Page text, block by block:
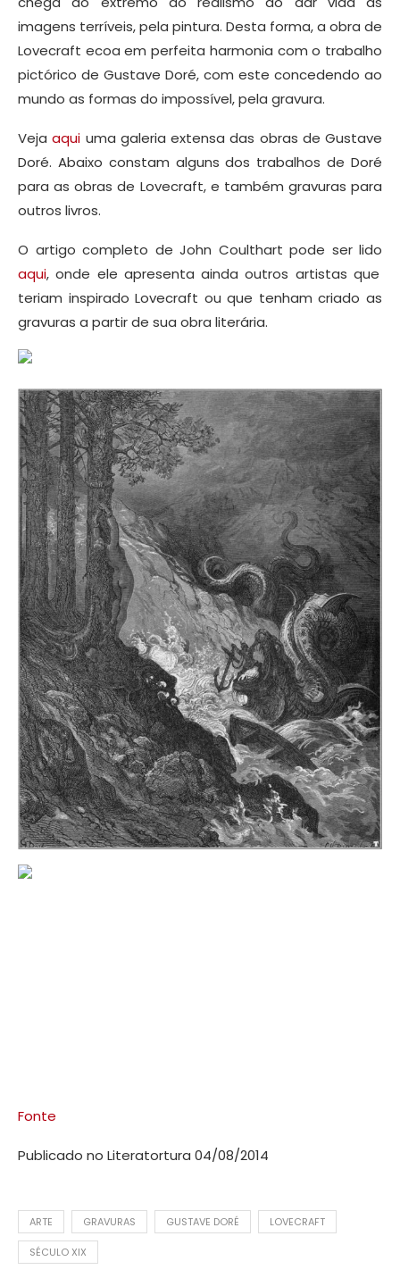
imagens terríveis, pela pintura. Desta forma, a obra de
Lovecraft ecoa em perfeita harmonia com o trabalho
pictórico de Gustave Doré, com este concedendo ao
mundo as formas do impossível, pela gravura.
Vejaaqui uma galeria extensa das obras de Gustave
Doré. Abaixo constam alguns dos trabalhos de Doré
para as obras de Lovecraft, e também gravuras para
outros livros.
O artigo completo de John Coulthart pode ser lido
aqui, onde ele apresenta ainda outros artistas que
teriam inspirado Lovecraft ou que tenham criado as
gravuras a partir de sua obra literária.
Fonte
Publicado no Literatortura 04/08/2014
ARTE GRAVURAS GUSTAVE DORÉ LOVECRAFT
SÉCULO XIX